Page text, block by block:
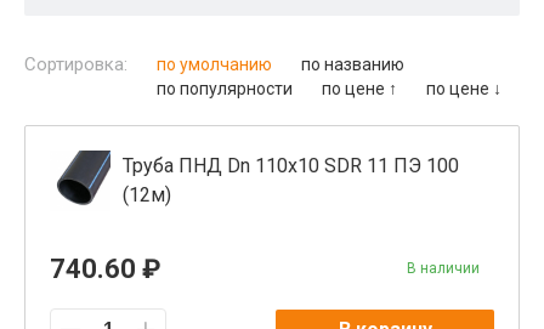
Сортировка: по умолчанию
по названию
по популярности
по цене ↑ по цене ↓
Труба ПНД Dn 110x10 SDR 11 ПЭ 100
(12м)
740.60 ₽ В наличии